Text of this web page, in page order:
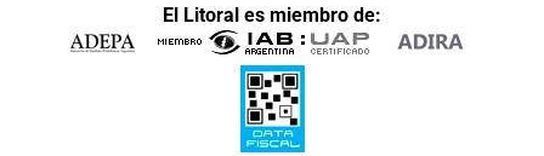
El Litoral es miembro de: